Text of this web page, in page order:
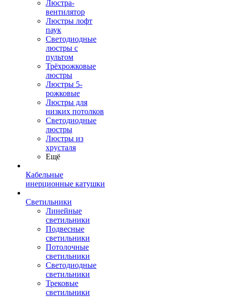
Люстра-
вентилятор
Люстры лофт
паук
Светодиодные
люстры с
пультом
Трёхрожковые
люстры
Люстры 5-
рожковые
Люстры для
низких потолков
Cветодиодные
люстры
Люстры из
хрусталя
Ещё
Кабельные
инерционные катушки
Светильники
Линейные
светильники
Подвесные
светильники
Потолочные
светильники
Светодиодные
светильники
Трековые
светильники